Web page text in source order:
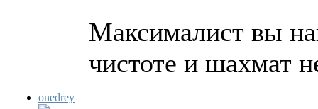
onedrey
Максималист вы
чистоте и шахмат